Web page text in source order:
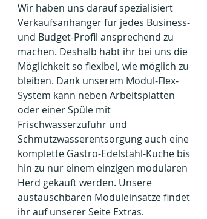
Wir haben uns darauf spezialisiert
Verkaufsanhänger für jedes Business-
und Budget-Profil ansprechend zu
machen. Deshalb habt ihr bei uns die
Möglichkeit so flexibel, wie möglich zu
bleiben. Dank unserem Modul-Flex-
System kann neben Arbeitsplatten
oder einer Spüle mit
Frischwasserzufuhr und
Schmutzwasserentsorgung auch eine
komplette Gastro-Edelstahl-Küche bis
hin zu nur einem einzigen modularen
Herd gekauft werden. Unsere
austauschbaren Moduleinsätze findet
ihr auf unserer Seite Extras.